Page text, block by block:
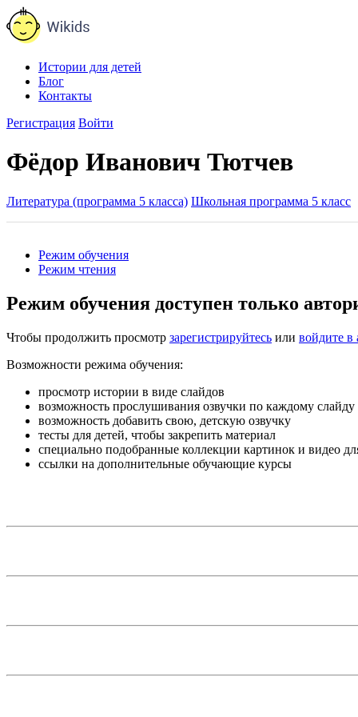
Истории для детей
Блог
Контакты
Регистрация Войти
Фёдор Иванович Тютчев
Литература (программа 5 класса) Школьная программа 5 класс
Режим обучения
Режим чтения
Режим обучения доступен только
Чтобы продолжить просмотр зарегистрируйтесь или войдите в
Возможности режима обучения:
просмотр истории в виде слайдов
возможность прослушивания озвучки по каждому слайду
возможность добавить свою, детскую озвучку
тесты для детей, чтобы закрепить материал
специально подобранные коллекции картинок и видео
ссылки на дополнительные обучающие курсы